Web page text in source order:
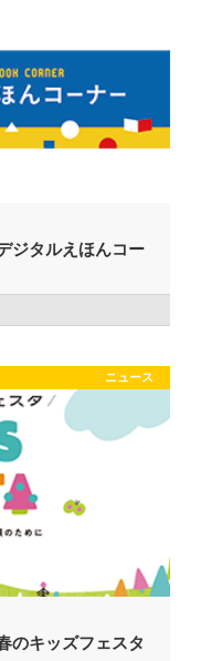
ジタルえほんコー
ニュース
のキッズフェスタ